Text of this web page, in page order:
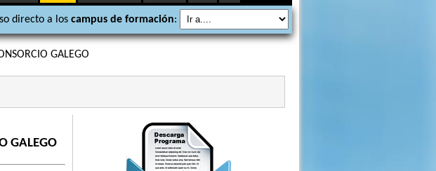
directo a los campus de formación:
GALEGO
GALEGO